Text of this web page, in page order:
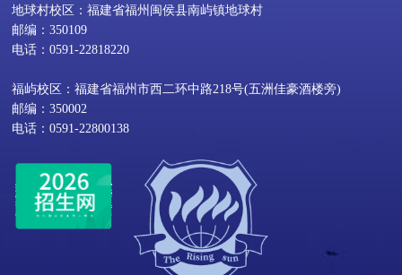
地球村校区：福建省福州闽侯县南屿镇地球村
邮编：350109
电话：0591-22818220
福屿校区：福建省福州市西二环中路218号(五洲佳豪酒楼旁)
邮编：350002
电话：0591-22800138